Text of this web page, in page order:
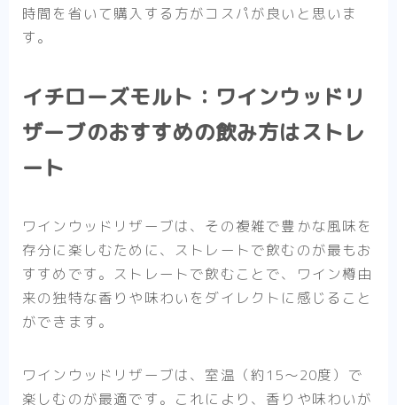
時間を省いて購入する方がコスパが良いと思いま
す。
イチローズモルト：ワインウッドリ
ザーブのおすすめの飲み方はストレ
ート
ワインウッドリザーブは、その複雑で豊かな風味を
存分に楽しむために、ストレートで飲むのが最もお
すすめです。ストレートで飲むことで、ワイン樽由
来の独特な香りや味わいをダイレクトに感じること
ができます。
ワインウッドリザーブは、室温（約15〜20度）で
楽しむのが最適です。これにより、香りや味わいが